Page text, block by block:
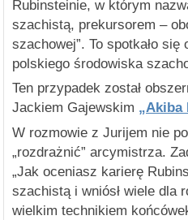
Rubinsteinie, w którym
szachistą, prekursorem –
szachowej”. To spotkało
polskiego środowiska
Ten przypadek został
Jackiem Gajewskim „Akiba
W rozmowie z Jurijem nie
„rozdrażnić” arcymistrza.
„Jak oceniasz karierę
szachistą i wniósł wiele dla
wielkim technikiem